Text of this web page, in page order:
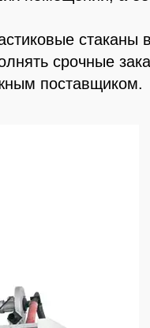
стаканы
срочные
поставщиком.